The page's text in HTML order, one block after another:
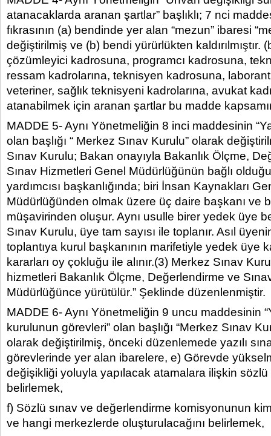
atanacaklarda aranan şartlar” başlıklı; 7 nci
fıkrasının (a) bendinde yer alan “mezun” ibaresi
değiştirilmiş ve (b) bendi yürürlükten kaldırılmıştır.
çözümleyici kadrosuna, programcı kadrosuna,
ressam kadrolarına, teknisyen kadrosuna,
veteriner, sağlık teknisyeni kadrolarına, avukat
atanabilmek için aranan şartlar bu madde
MADDE 5- Aynı Yönetmeliğin 8 inci maddesinin
olan başlığı “ Merkez Sınav Kurulu” olarak
Sınav Kurulu; Bakan onayıyla Bakanlık Ölçme,
Sınav Hizmetleri Genel Müdürlüğünün bağlı
yardımcısı başkanlığında; biri İnsan Kaynakları
Müdürlüğünden olmak üzere üç daire başkanı ve
müşavirinden oluşur. Aynı usulle birer yedek üye
Sınav Kurulu, üye tam sayısı ile toplanır. Asıl
toplantıya kurul başkanının marifetiyle yedek üye
kararları oy çokluğu ile alınır.(3) Merkez Sınav
hizmetleri Bakanlık Ölçme, Değerlendirme ve
Müdürlüğünce yürütülür.” Şeklinde düzenlenmiştir.
MADDE 6- Aynı Yönetmeliğin 9 uncu maddesinin
kurulunun görevleri” olan başlığı “Merkez Sınav
olarak değiştirilmiş, önceki düzenlemede yazılı
görevlerinde yer alan ibarelere, e) Görevde
değişikliği yoluyla yapılacak atamalara ilişkin sözlü
belirlemek,
f) Sözlü sınav ve değerlendirme komisyonunun
ve hangi merkezlerde oluşturulacağını belirlemek,